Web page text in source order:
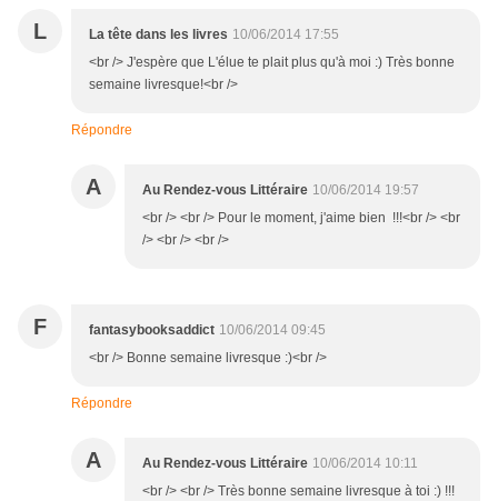
L La tête dans les livres 10/06/2014 17:55
<br /> J'espère que L'élue te plait plus qu'à moi :) Très bonne
semaine livresque!<br />
Répondre
A Au Rendez-vous Littéraire 10/06/2014 19:57
<br /> <br /> Pour le moment, j'aime bien !!!<br /> <br
/> <br /> <br />
F fantasybooksaddict 10/06/2014 09:45
<br /> Bonne semaine livresque :)<br />
Répondre
A Au Rendez-vous Littéraire 10/06/2014 10:11
<br /> <br /> Très bonne semaine livresque à toi :) !!!